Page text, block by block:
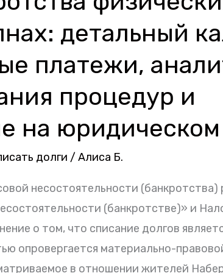
детальный
платежи,
процедур и
на
долги /Алиса Б.
несостоятельности
(банкротстве)» и
о том, что списание долгов
опровергается материально-
в отношении жителей